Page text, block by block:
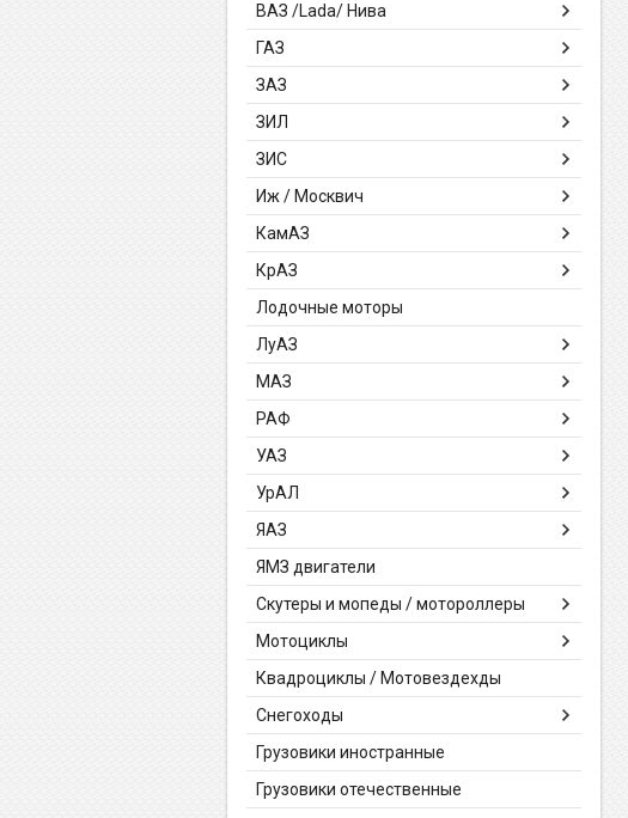
ВАЗ /Lada/ Нива
ГАЗ
ЗАЗ
ЗИЛ
ЗИС
Иж / Москвич
КамАЗ
КрАЗ
Лодочные моторы
ЛуАЗ
МАЗ
РАФ
УАЗ
УрАЛ
ЯАЗ
ЯМЗ двигатели
Скутеры и мопеды / мотороллеры
Мотоциклы
Квадроциклы / Мотовездехды
Снегоходы
Грузовики иностранные
Грузовики отечественные